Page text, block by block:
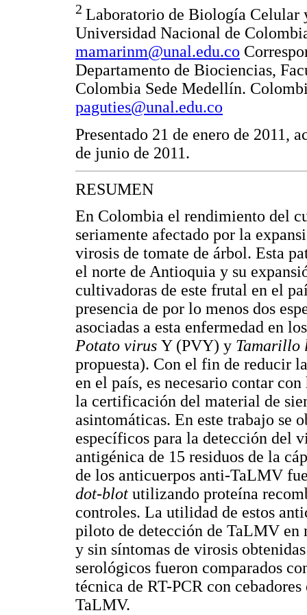
2 Laboratorio de Biología Celular
Universidad Nacional de
mamarinm@unal.edu.co
Departamento de Biociencias,
Colombia Sede Medellín.
paguties@unal.edu.co
Presentado 21 de enero de 2011,
de junio de 2011.
RESUMEN
En Colombia el rendimiento del
seriamente afectado por la
virosis de tomate de árbol. Esta
el norte de Antioquia y su
cultivadoras de este frutal en el
presencia de por lo menos dos
asociadas a esta enfermedad en
Potato virus Y (PVY) y Tamarillo
propuesta). Con el fin de reducir
en el país, es necesario contar
la certificación del material de
asintomáticas. En este trabajo se
específicos para la detección del
antigénica de 15 residuos de la
de los anticuerpos anti-TaLMV
dot-blot utilizando proteína
controles. La utilidad de estos
piloto de detección de TaLMV en
y sin síntomas de virosis
serológicos fueron comparados
técnica de RT-PCR con
TaLMV.